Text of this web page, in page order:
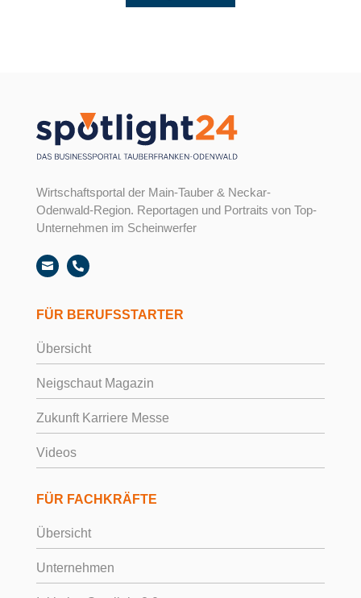
Wirtschaftsportal der Main-Tauber & Neckar-
Odenwald-Region. Reportagen und Portraits von Top-
Unternehmen im Scheinwerfer
 
FÜR BERUFSSTARTER
Übersicht
Neigschaut Magazin
Zukunft Karriere Messe
Videos
FÜR FACHKRÄFTE
Übersicht
Unternehmen